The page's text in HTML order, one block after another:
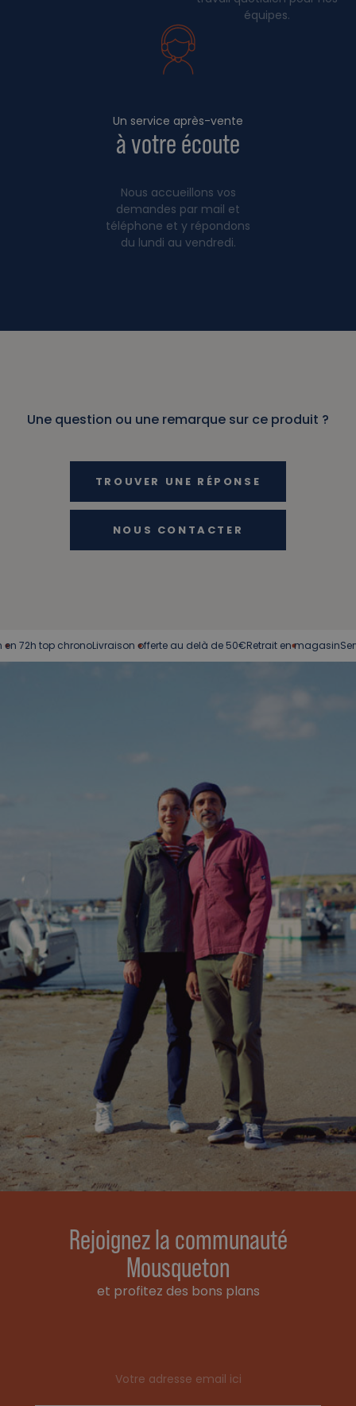
équipes.
Un service après-vente
à votre écoute
Nous accueillons vos
demandes par mail et
téléphone et y répondons
du lundi au vendredi.
Une question ou une remarque sur ce produit ?
TROUVER UNE RÉPONSE
NOUS CONTACTER
top chronoLivraison offerte au delà de 50€ Retrait en magasinService
Rejoignez la communauté
Mousqueton
et profitez des bons plans